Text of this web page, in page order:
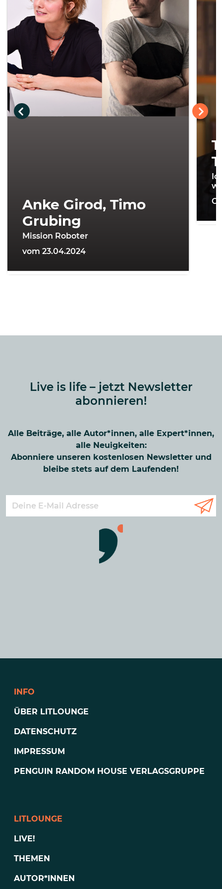
Anke Girod, Timo
Grubing
Mission Roboter
vom 23.04.2024
Live is life – jetzt Newsletter
abonnieren!
Alle Beiträge, alle Autor*innen, alle Expert*innen,
alle Neuigkeiten:
Abonniere unseren kostenlosen Newsletter und
bleibe stets auf dem Laufenden!
INFO
ÜBER LITLOUNGE
DATENSCHUTZ
IMPRESSUM
PENGUIN RANDOM HOUSE VERLAGSGRUPPE
LITLOUNGE
LIVE!
THEMEN
AUTOR*INNEN